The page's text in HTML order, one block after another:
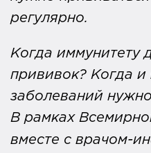
регулярно.
Когда иммунитету
прививок? Когда и
заболеваний
В рамках
вместе с врачом-